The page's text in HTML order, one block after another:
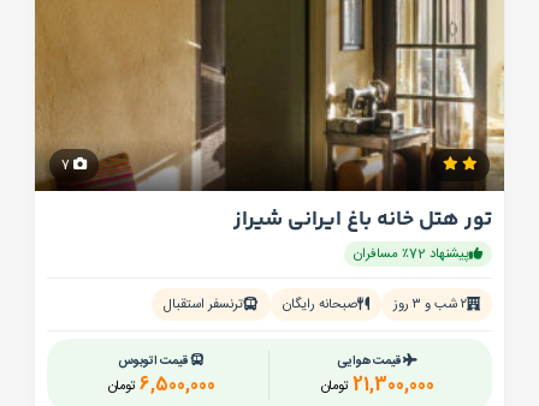
7
تور هتل خانه باغ ایرانی شیراز
پیشنهاد 72٪ مسافران
۲ شب و ۳ روز صبحانه رایگان ترنسفر استقبال
قیمت هوایی
تومان 21,300,000
قیمت اتوبوس
تومان 6,500,000